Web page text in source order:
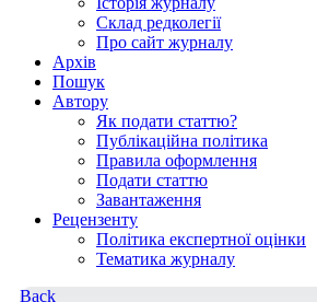
Склад редколегії
Про сайт журналу
Архів
Пошук
Автору
Як подати статтю?
Публікаційна політика
Правила оформлення
Подати статтю
Завантаження
Рецензенту
Політика експертної оцінки
Тематика журналу
Back